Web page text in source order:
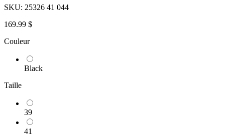
SKU: 25326 41 044
169.99 $
Couleur
Black
Taille
39
41